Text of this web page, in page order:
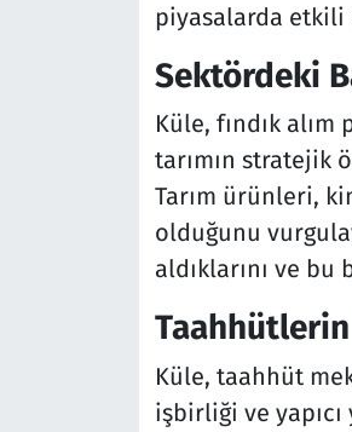
piyasalarda
Sektördeki
Küle, fındık
tarımın stratejik
Tarım ürünleri,
olduğunu
aldıklarını ve
Küle, taahhüt
işbirliği ve yapıcı